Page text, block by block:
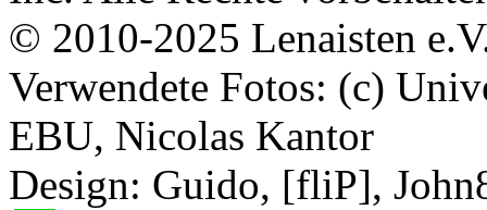
© 2010-2025 Lenaisten
Verwendete Fotos: (c)
EBU, Nicolas Kantor
Design: Guido, [fliP],